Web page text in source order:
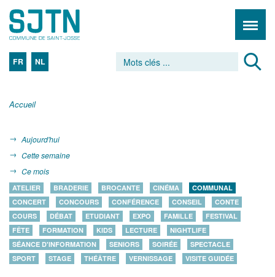
FR NL
Accueil
Aujourd'hui
Cette semaine
Ce mois
ATELIER BRADERIE BROCANTE CINÉMA
COMMUNAL
CONCERT
CONCOURS CONFÉRENCE CONSEIL
CONTE
COURS
DÉBAT ETUDIANT EXPO FAMILLE
FESTIVAL
FÊTE
FORMATION KIDS LECTURE
NIGHTLIFE
SÉANCE D'INFORMATION
SENIORS SOIRÉE
SPECTACLE
SPORT
STAGE THÉÂTRE VERNISSAGE VISITE GUIDÉE